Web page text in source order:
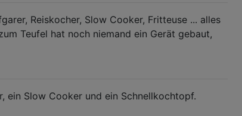
Reiskocher, Slow Cooker, Fritteuse ... alles
Teufel hat noch niemand ein Gerät gebaut,
ein Slow Cooker und ein Schnellkochtopf.